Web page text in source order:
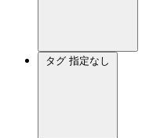
タグ 指定なし